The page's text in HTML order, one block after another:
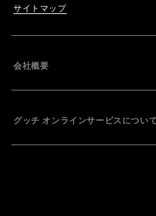
サイトマップ
会社概要
グッチ オンラインサービスについて